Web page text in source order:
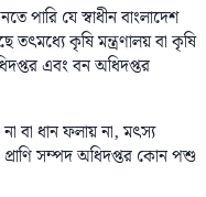
যে স্বাধীন বাংলাদেশ
তৎমধ্যে কৃষি মন্ত্রণালয় বা কৃষি
এবং বন অধিদপ্তর
বা ধান ফলায় না, মৎস্য
প্রাণি সম্পদ অধিদপ্তর কোন পশু